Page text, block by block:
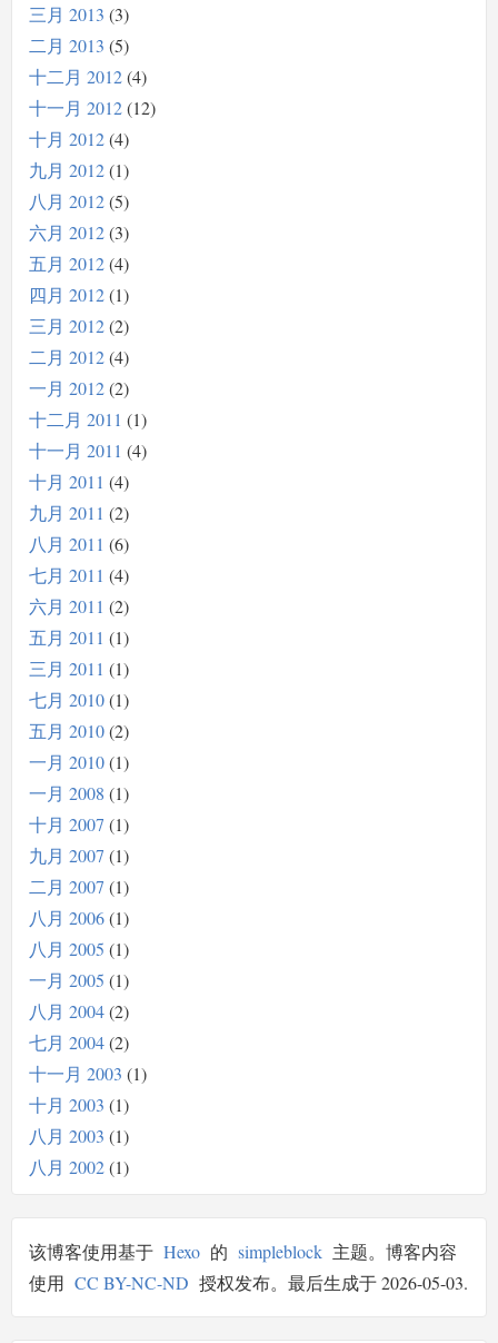
三月 2013 3
二月 2013 5
十二月 2012 4
十一月 2012 12
十月 2012 4
九月 2012 1
八月 2012 5
六月 2012 3
五月 2012 4
四月 2012 1
三月 2012 2
二月 2012 4
一月 2012 2
十二月 2011
1
十一月 2011 4
十月 2011 4
九月 2011 2
八月 2011 6
七月 2011 4
六月 2011 2
五月 2011
1
三月 2011
1
七月 2010 1
五月 2010 2
一月 2010 1
一月 2008 1
十月 2007 1
九月 2007 1
二月 2007 1
八月 2006 1
八月 2005 1
一月 2005 1
八月 2004 2
七月 2004 2
十一月 2003 1
十月 2003 1
八月 2003 1
八月 2002 1
该博客使用基于 Hexo 的 simpleblock 主题。博客内容
使用 CC BY-NC-ND 授权发布。最后生成于 2026-05-03.